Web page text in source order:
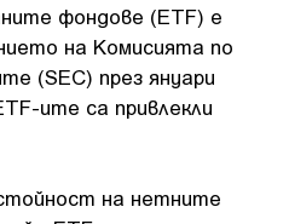
фондове (ETF) е
на Комисията по
(SEC) през януари
ите са привлекли
на нетните